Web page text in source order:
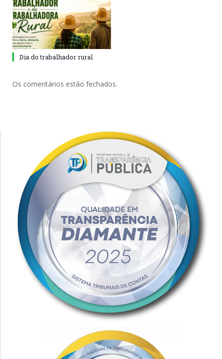
Dia do trabalhador rural
Os comentários estão fechados.